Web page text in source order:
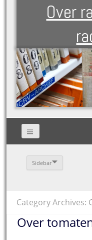
Over
Sidebar
Category Archives:
Over